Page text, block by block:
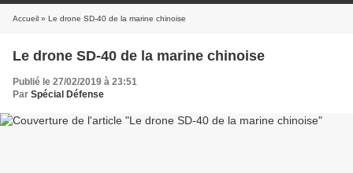
Accueil » Le drone SD-40 de la marine chinoise
Le drone SD-40 de la marine chinoise
Publié le 27/02/2019 à 23:51
Par Spécial Défense